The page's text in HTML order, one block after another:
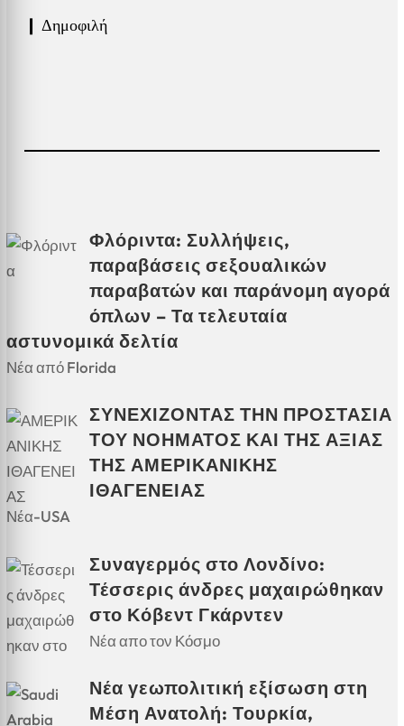
❙ Δημοφιλή
Φλόριντα: Συλλήψεις,
παραβάσεις σεξουαλικών
παραβατών και παράνομη αγορά
όπλων – Τα τελευταία
αστυνομικά δελτία
Νέα από Florida
ΣΥΝΕΧΙΖΟΝΤΑΣ ΤΗΝ ΠΡΟΣΤΑΣΙΑ
ΤΟΥ ΝΟΗΜΑΤΟΣ ΚΑΙ ΤΗΣ ΑΞΙΑΣ
ΤΗΣ ΑΜΕΡΙΚΑΝΙΚΗΣ
ΙΘΑΓΕΝΕΙΑΣ
Νέα-USA
Συναγερμός στο Λονδίνο:
Τέσσερις άνδρες μαχαιρώθηκαν
στο Κόβεντ Γκάρντεν
Νέα απο τον Κόσμο
Νέα γεωπολιτική εξίσωση στη
Μέση Ανατολή: Τουρκία,